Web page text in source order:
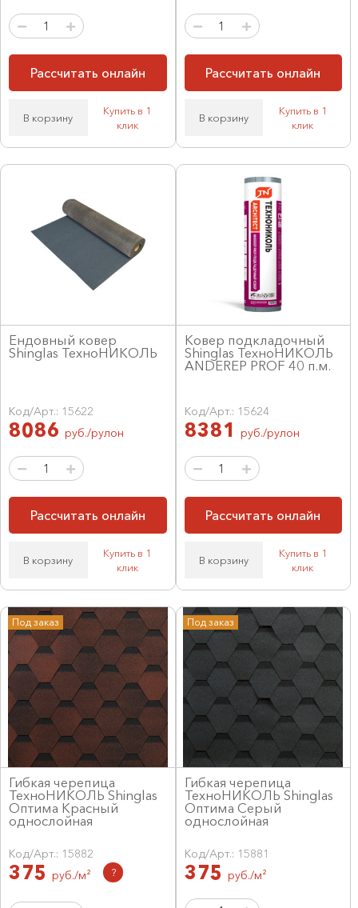
Рассчитать онлайн
В корзину
Купить в 1
клик
Рассчитать онлайн
В корзину
Купить в 1
клик
Ендовный ковер
Shinglas ТехноНИКОЛЬ
Код/Арт.: 15622
8086 руб./рулон
Рассчитать онлайн
В корзину
Купить в 1
клик
Ковер подкладочный
Shinglas ТехноНИКОЛЬ
ANDEREP PROF 40 п.м.
Код/Арт.: 15624
8381 руб./рулон
Рассчитать онлайн
В корзину
Купить в 1
клик
Под заказ
Гибкая черепица
ТехноНИКОЛЬ Shinglas
Оптима Красный
однослойная
Код/Арт.: 15882
375 руб./м² ?
Под заказ
Гибкая черепица
ТехноНИКОЛЬ Shinglas
Оптима Серый
однослойная
Код/Арт.: 15881
375 руб./м²